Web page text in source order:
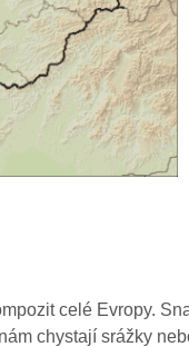
celé Evropy.
chystají srážky